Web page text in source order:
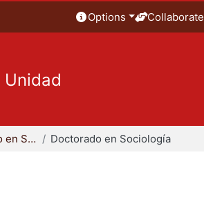
Options Collaborate
Maestría y Doctorado en Sociología Doctorado en Sociología